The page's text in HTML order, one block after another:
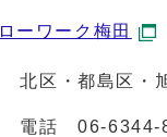
ーワーク梅田
都島区・旭区
話06-6344-